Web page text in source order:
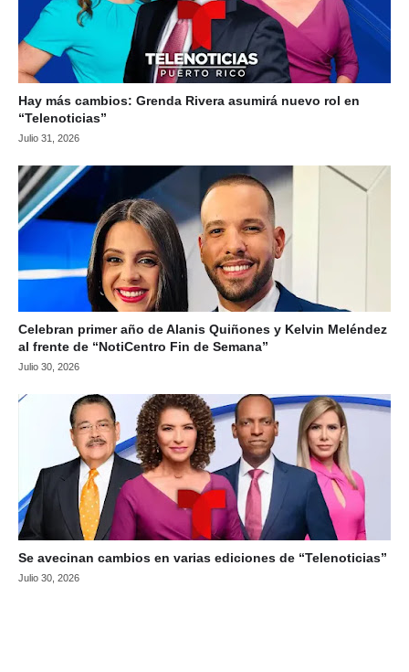
Hay más cambios: Grenda Rivera asumirá nuevo rol en
“Telenoticias”
Julio 31, 2026
Celebran primer año de Alanis Quiñones y Kelvin Meléndez
al frente de “NotiCentro Fin de Semana”
Julio 30, 2026
Se avecinan cambios en varias ediciones de “Telenoticias”
Julio 30, 2026